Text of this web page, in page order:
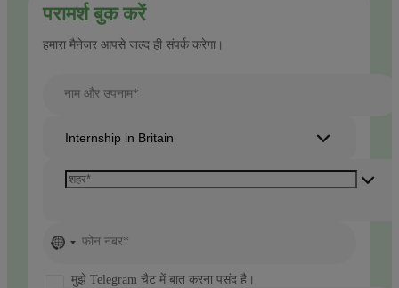
परामर्श बुक करें
हमारा मैनेजर आपसे जल्द ही संपर्क करेगा।
नाम और उपनाम*
Internship in Britain
No
selected
फोन नंबर*
मुझे Telegram चैट में बात करना पसंद है।